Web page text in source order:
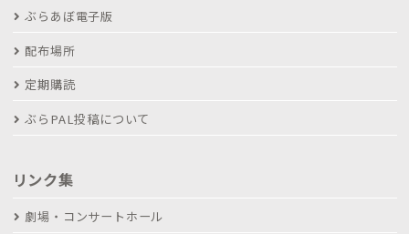
ぶらあぼ電子版
配布場所
定期購読
ぶらPAL投稿について
リンク集
劇場・コンサートホール